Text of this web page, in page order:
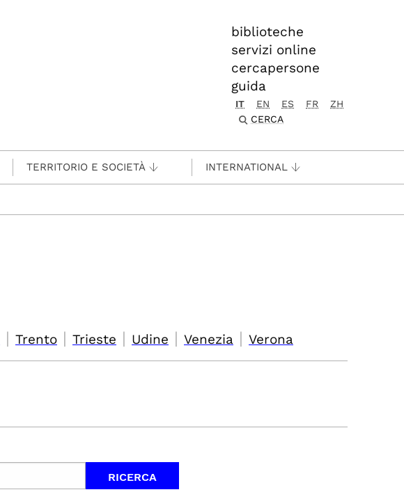
biblioteche
servizi online
cercapersone
guida
IT EN ES FR
ZH
CERCA
TERRITORIO E SOCIETÀ INTERNATIONAL
| Trento | Trieste | Udine | Venezia | Verona